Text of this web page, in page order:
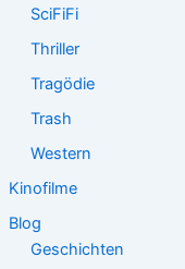
SciFiFi
Thriller
Tragödie
Trash
Western
Kinofilme
Blog
Geschichten